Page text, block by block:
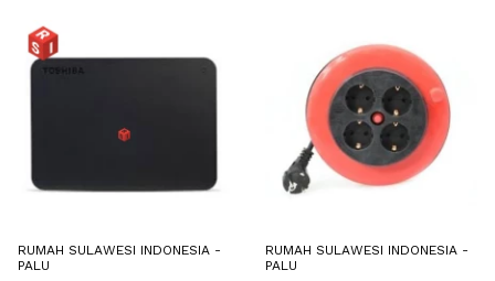
RUMAH SULAWESI INDONESIA -
PALU
RUMAH SULAWESI INDONESIA -
PALU